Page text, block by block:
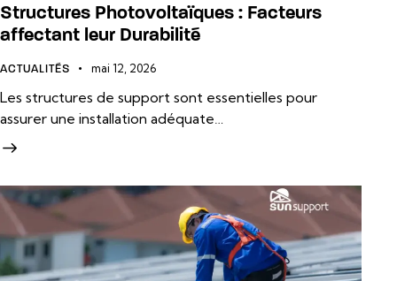
Structures Photovoltaïques : Facteurs
affectant leur Durabilité
ACTUALITÉS mai 12, 2026
Les structures de support sont essentielles pour
assurer une installation adéquate…